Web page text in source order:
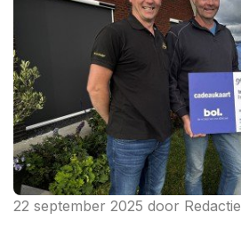
22 september 2025 door Redactie